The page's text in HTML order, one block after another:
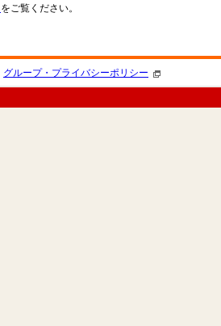
をご覧ください。
グループ・プライバシーポリシー